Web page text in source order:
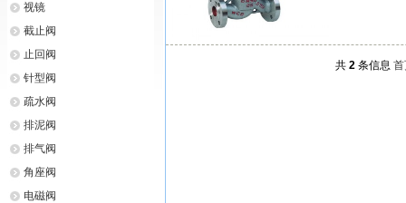
视镜
截止阀
止回阀
针型阀
疏水阀
排泥阀
排气阀
角座阀
电磁阀
共 2 条信息